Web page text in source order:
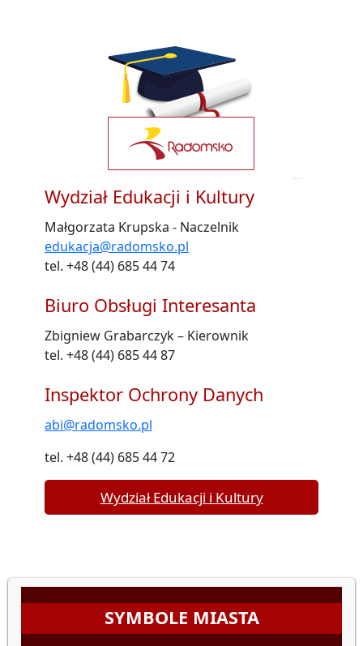
Wydział Edukacji i Kultury
Małgorzata Krupska - Naczelnik
edukacja@radomsko.pl
tel. +48 (44) 685 44 74
Biuro Obsługi Interesanta
Zbigniew Grabarczyk – Kierownik
tel. +48 (44) 685 44 87
Inspektor Ochrony Danych
abi@radomsko.pl
tel. +48 (44) 685 44 72
Wydział Edukacji i Kultury
SYMBOLE MIASTA